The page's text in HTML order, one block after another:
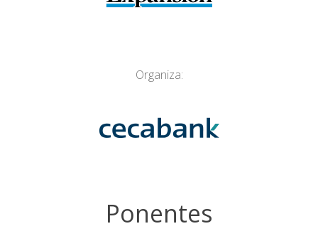
Organiza:
Ponentes